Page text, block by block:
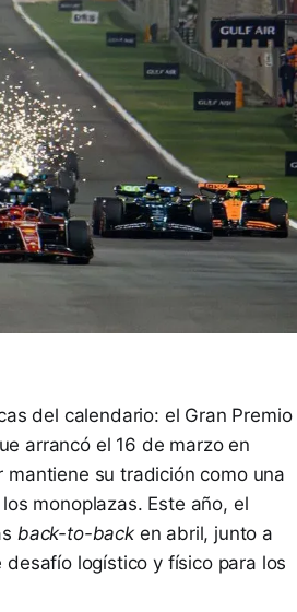
del calendario: el Gran Premio
arrancó el 16 de marzo en
mantiene su tradición como una
monoplazas. Este año, el
back-to-backen abril, junto a
logístico y físico para los